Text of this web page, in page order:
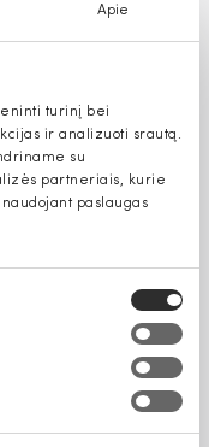
Apie
turinį bei
ir analizuoti srautą.
su
partneriais, kurie
paslaugas